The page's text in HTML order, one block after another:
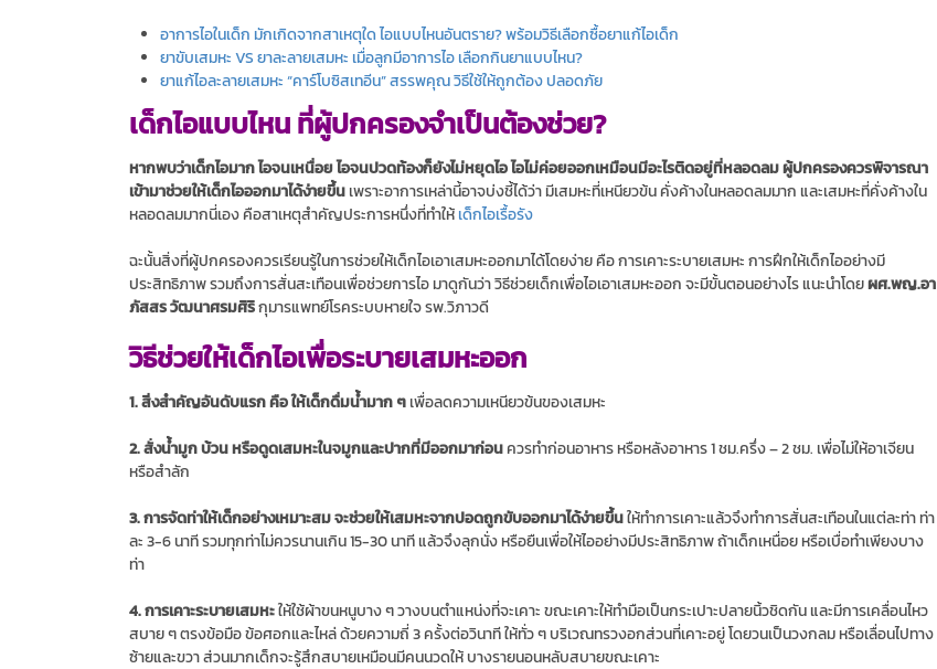
อาการไอในเด็ก มักเกิดจากสาเหตุใด ไอแบบไหนอันตราย? พร้อมวิธีเลือกซื้อยาแก้ไอเด็ก
ยาขับเสมหะ VS ยาละลายเสมหะ เมื่อลูกมีอาการไอ เลือกกินยาแบบไหน?
ยาแก้ไอละลายเสมหะ “คาร์โบซิสเทอีน” สรรพคุณ วิธีใช้ให้ถูกต้อง ปลอดภัย
เด็กไอแบบไหน ที่ผู้ปกครองจำเป็นต้องช่วย?
หากพบว่าเด็กไอมาก ไอจนเหนื่อย ไอจนปวดท้องก็ยังไม่หยุดไอ ไอไม่ค่อยออกเหมือนมีอะไรติดอยู่ที่หลอดลม ผู้ปกครองควรพิจารณา
เข้ามาช่วยให้เด็กไอออกมาได้ง่ายขึ้น เพราะอาการเหล่านี้อาจบ่งชี้ได้ว่า มีเสมหะที่เหนียวข้น คั่งค้างในหลอดลมมาก และเสมหะที่คั่งค้างใน
หลอดลมมากนี่เอง คือสาเหตุสำคัญประการหนึ่งที่ทำให้ เด็กไอเรื้อรัง
ฉะนั้นสิ่งที่ผู้ปกครองควรเรียนรู้ในการช่วยให้เด็กไอเอาเสมหะออกมาได้โดยง่าย คือ การเคาะระบายเสมหะ การฝึกให้เด็กไออย่างมี
ประสิทธิภาพ รวมถึงการสั่นสะเทือนเพื่อช่วยการไอ มาดูกันว่า วิธีช่วยเด็กเพื่อไอเอาเสมหะออก จะมีขั้นตอนอย่างไร แนะนำโดยผศ.พญ.อา
ภัสสร วัฒนาศรมศิริกุมารแพทย์โรคระบบหายใจ รพ.วิภาวดี
วิธีช่วยให้เด็กไอเพื่อระบายเสมหะออก
1. สิ่งสำคัญอันดับแรก คือ ให้เด็กดื่มน้ำมาก ๆ เพื่อลดความเหนียวข้นของเสมหะ
2. สั่งน้ำมูก บ้วน หรือดูดเสมหะในจมูกและปากที่มีออกมาก่อน ควรทำก่อนอาหาร หรือหลังอาหาร 1 ชม.ครึ่ง – 2 ชม. เพื่อไม่ให้อาเจียน
หรือสำลัก
3. การจัดท่าให้เด็กอย่างเหมาะสม จะช่วยให้เสมหะจากปอดถูกขับออกมาได้ง่ายขึ้นให้ทำการเคาะแล้วจึงทำการสั่นสะเทือนในแต่ละท่า ท่า
ละ 3-6 นาที รวมทุกท่าไม่ควรนานเกิน 15-30 นาที แล้วจึงลุกนั่ง หรือยืนเพื่อให้ไออย่างมีประสิทธิภาพ ถ้าเด็กเหนื่อย หรือเบื่อทำเพียงบาง
ท่า
4. การเคาะระบายเสมหะให้ใช้ผ้าขนหนูบาง ๆ วางบนตำแหน่งที่จะเคาะ ขณะเคาะให้ทำมือเป็นกระเปาะปลายนิ้วชิดกัน และมีการเคลื่อนไหว
สบาย ๆ ตรงข้อมือ ข้อศอกและไหล่ ด้วยความถี่ 3 ครั้งต่อวินาที ให้ทั่ว ๆ บริเวณทรวงอกส่วนที่เคาะอยู่ โดยวนเป็นวงกลม หรือเลื่อนไปทาง
ซ้ายและขวา ส่วนมากเด็กจะรู้สึกสบายเหมือนมีคนนวดให้ บางรายนอนหลับสบายขณะเคาะ